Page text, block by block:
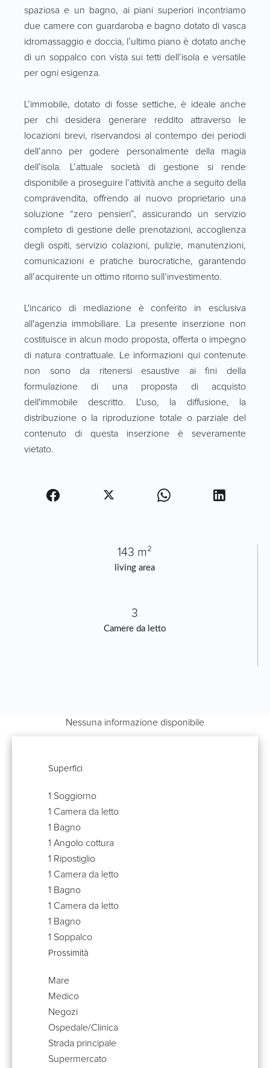
living area
143 m²
Camere da letto
3
spaziosa e un bagno, ai piani superiori incontriamo
due camere con guardaroba e bagno dotato di vasca
idromassaggio e doccia, l’ultimo piano è dotato anche
di un soppalco con vista sui tetti dell’isola e versatile
per ogni esigenza.
L’immobile, dotato di fosse settiche, è ideale anche
per chi desidera generare reddito attraverso le
locazioni brevi, riservandosi al contempo dei periodi
dell’anno per godere personalmente della magia
dell’isola. L’attuale società di gestione si rende
disponibile a proseguire l’attività anche a seguito della
compravendita, offrendo al nuovo proprietario una
soluzione “zero pensieri”, assicurando un servizio
completo di gestione delle prenotazioni, accoglienza
degli ospiti, servizio colazioni, pulizie, manutenzioni,
comunicazioni e pratiche burocratiche, garantendo
all’acquirente un ottimo ritorno sull’investimento.
L'incarico di mediazione è conferito in esclusiva
all'agenzia immobiliare. La presente inserzione non
costituisce in alcun modo proposta, offerta o impegno
di natura contrattuale. Le informazioni qui contenute
non sono da ritenersi esaustive ai fini della
formulazione di una proposta di acquisto
dell'immobile descritto. L'uso, la diffusione, la
distribuzione o la riproduzione totale o parziale del
contenuto di questa inserzione è severamente
vietato.
Nessuna informazione disponibile
Superfici
1 Soggiorno
1 Camera da letto
1 Bagno
1 Angolo cottura
1 Ripostiglio
1 Camera da letto
1 Bagno
1 Camera da letto
1 Bagno
1 Soppalco
Prossimità
Mare
Medico
Negozi
Ospedale/Clinica
Strada principale
Supermercato